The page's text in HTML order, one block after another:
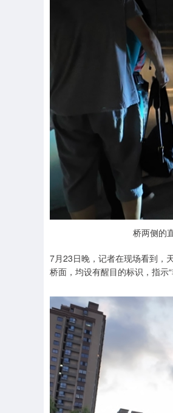
桥两侧的
7月23日晚，记者在现场看到，
桥面，均设有醒目的标识，指示